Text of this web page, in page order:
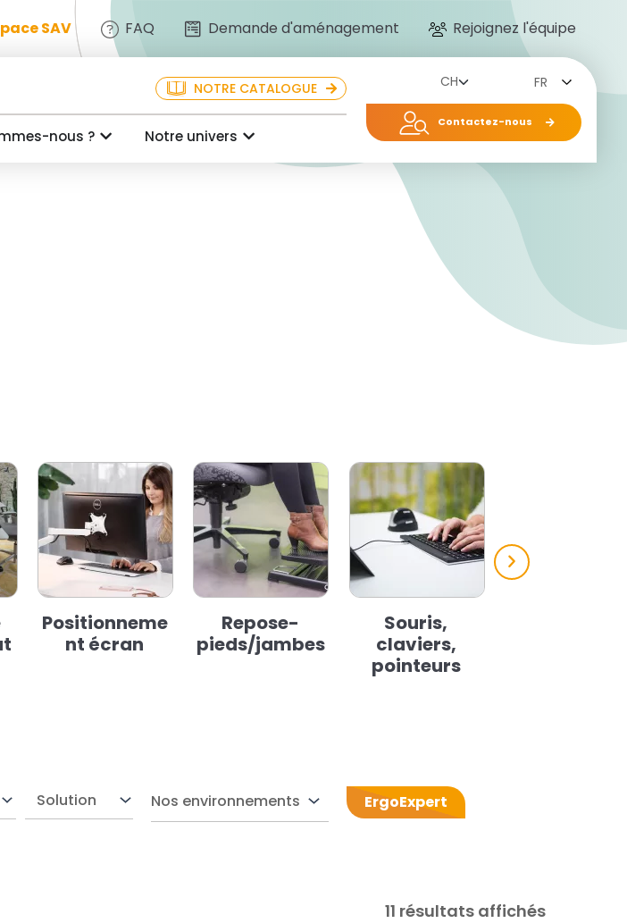
SAV FAQ Demande d'aménagement Rejoignez l'équipe
NOTRE CATALOGUE
nous ? Notre univers
FR
Contactez-nous
Positionneme
nt écran
Repose-
pieds/jambes
Souris,
claviers,
pointeurs
Nos environnements ErgoExpert
11 résultats affichés